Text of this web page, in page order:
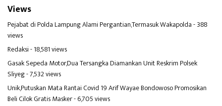
Views
Pejabat di Polda Lampung Alami Pergantian,Termasuk Wakapolda- 388
views
Redaksi- 18,581 views
Gasak Sepeda Motor,Dua Tersangka Diamankan Unit Reskrim Polsek
Sliyeg- 7,532 views
Unik,Putuskan Mata Rantai Covid 19 Arif Wayae Bondowoso Promosikan
Beli Cilok Gratis Masker- 6,705 views